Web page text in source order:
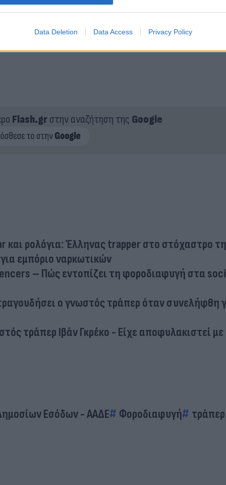
Data Deletion Data Access Privacy Policy
Flash.grστην αναζήτηση της Google
και ρολόγια: Έλληνας trapper στο στόχαστρο
εμπόριο ναρκωτικών
– Πώς εντοπίζει τη φοροδιαφυγή στα
ο γνωστός τράπερ όταν συνελήφθη
τράπερ Ιβάν Γκρέκο - Είχε αποφυλακιστεί με
Εσόδων - ΑΑΔΕ Φοροδιαφυγή τράπερ